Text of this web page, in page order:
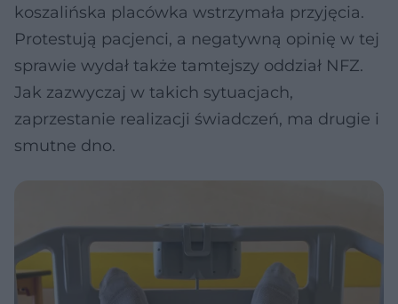
koszalińska placówka wstrzymała przyjęcia.
Protestują pacjenci, a negatywną opinię w tej
sprawie wydał także tamtejszy oddział NFZ.
Jak zazwyczaj w takich sytuacjach,
zaprzestanie realizacji świadczeń, ma drugie i
smutne dno.